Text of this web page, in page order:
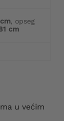
, opseg
cm